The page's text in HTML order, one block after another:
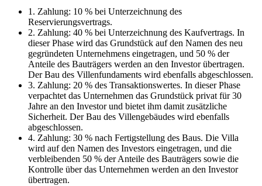
1. Zahlung: 10 % bei Unterzeichnung des
Reservierungsvertrags.
2. Zahlung: 40 % bei Unterzeichnung des Kaufvertrags. In
dieser Phase wird das Grundstück auf den Namen des neu
gegründeten Unternehmens eingetragen, und 50 % der
Anteile des Bauträgers werden an den Investor übertragen.
Der Bau des Villenfundaments wird ebenfalls abgeschlossen.
3. Zahlung: 20 % des Transaktionswertes. In dieser Phase
verpachtet das Unternehmen das Grundstück privat für 30
Jahre an den Investor und bietet ihm damit zusätzliche
Sicherheit. Der Bau des Villengebäudes wird ebenfalls
abgeschlossen.
4. Zahlung: 30 % nach Fertigstellung des Baus. Die Villa
wird auf den Namen des Investors eingetragen, und die
verbleibenden 50 % der Anteile des Bauträgers sowie die
Kontrolle über das Unternehmen werden an den Investor
übertragen.